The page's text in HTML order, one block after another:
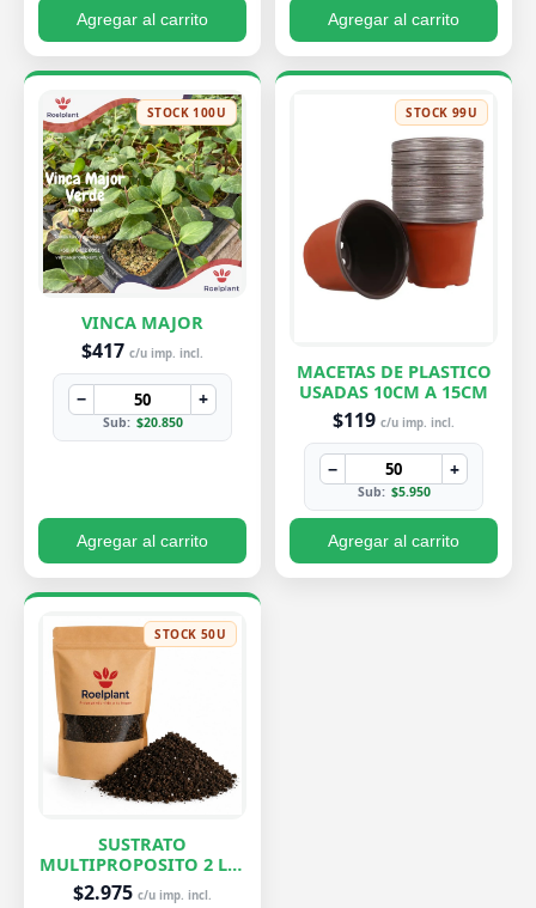
Agregar al carrito Agregar al carrito
STOCK 100U
VINCA MAJOR
$417 c/u imp. incl.
− +
Sub: $20.850
Agregar al carrito
STOCK 99U
MACETAS DE PLASTICO
USADAS 10CM A 15CM
$119 c/u imp. incl.
− +
Sub: $5.950
Agregar al carrito
STOCK 50U
SUSTRATO
MULTIPROPOSITO 2 LTS
ROELPLANT
$2.975 c/u imp. incl.